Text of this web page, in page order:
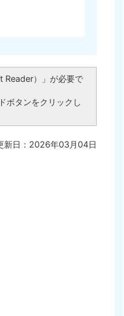
Reader）」が必要で
ボタンをクリックし
新日：2026年03月04日